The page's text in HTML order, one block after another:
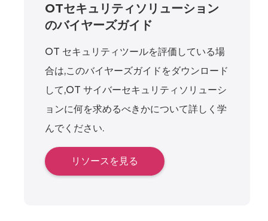
OTセキュリティソリューション
のバイヤーズガイド
OT セキュリティツールを評価している場
合は,このバイヤーズガイドをダウンロード
して,OT サイバーセキュリティソリューシ
ョンに何を求めるべきかについて詳しく学
んでください.
リソースを見る